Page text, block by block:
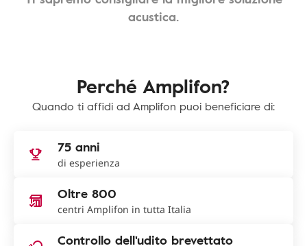
acustica.
Perché Amplifon?
Quando ti affidi ad Amplifon puoi beneficiare di:
75 anni
di esperienza
Oltre 800
centri Amplifon in tutta Italia
Controllo dell'udito brevettato